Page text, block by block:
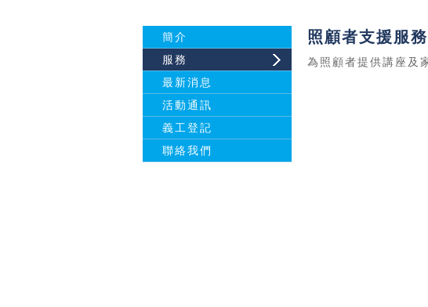
簡介
服務
最新消息
活動通訊
義工登記
聯絡我們
照顧者支援服務
為照顧者提供講座及